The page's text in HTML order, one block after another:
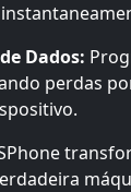
Dados:
perdas